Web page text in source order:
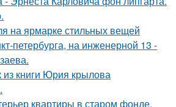
на ярмарке стильных вещей
петербурга, на инженерной 13 -
книги Юрия крылова
квартиры в старом фонде.